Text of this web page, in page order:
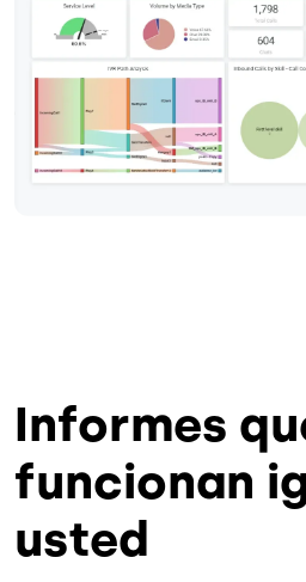
Informes
funcionan
usted